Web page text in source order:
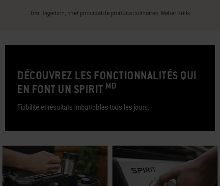
Tim Hagedorn, chef principal de produits culinaires, Weber Grills
DÉCOUVREZ LES FONCTIONNALITÉS QUI
EN FONT UN SPIRIT MD
Fiabilité et résultats imbattables tous les jours.